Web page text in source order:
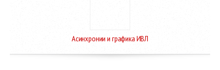
Асинхронии и графика ИВЛ